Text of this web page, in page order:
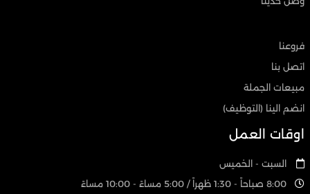
فروعنا
اتصل بنا
مبيعات الجملة
انضم الينا (التوظيف)
اوقات العمل
السبت - الخميس
8:00 صباحاً - 1:30 ظهراً / 5:00 مساءً - 10:00 مساءً